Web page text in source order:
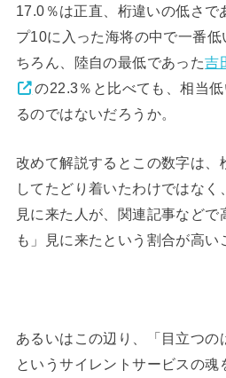
17.0％は正直、桁違いの低さで
プ10に入った海将の中で一番
ちろん、陸自の最低であった吉
の22.3％と比べても、相当
るのではないだろうか。
改めて解説するとこの数字は、
してたどり着いたわけではな
見に来た人が、関連記事など
も」見に来たという割合が高い
あるいはこの辺り、「目立つの
というサイレントサービスの魂